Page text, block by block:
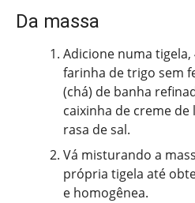
Da massa
Adicione numa tigela,
farinha de trigo sem
(chá) de banha
caixinha de creme
rasa de sal.
Vá misturando a
própria tigela até
e homogênea.